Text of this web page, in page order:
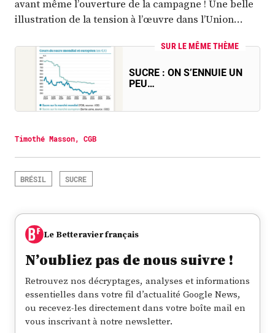
avant même l’ouverture de la campagne ! Une belle
illustration de la tension à l’œuvre dans l’Union…
SUR LE MÊME THÈME
SUCRE : ON S’ENNUIE UN
PEU…
Timothé Masson, CGB
BRÉSIL SUCRE
Le Betteravier français
N’oubliez pas de nous suivre !
Retrouvez nos décryptages, analyses et informations
essentielles dans votre fil d’actualité Google News,
ou recevez-les directement dans votre boîte mail en
vous inscrivant à notre newsletter.